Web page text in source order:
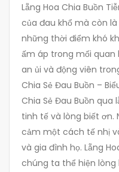
Lẵng Hoa Chia Buồn
của đau khổ mà còn
những thời điểm khó
ấm áp trong mối quan
an ủi và động viên
Chia Sẻ Đau Buồn –
Chia Sẻ Đau Buồn qua
tinh tế và lòng biết ơn.
cảm một cách tế nhị
và gia đình họ. Lẵng
chúng ta thể hiện